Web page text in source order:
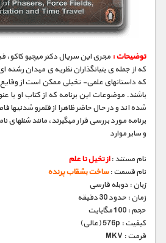
توضیحات : مجری­ این سریال دکتر میچیو کاکو،
که از جمله­ ی بنیانگذاران نظریه­ ی میدان رشته
که داستانهای علمی- تخیلی ممکن است از
باشند. موضوعات این برنامه که از کتاب او با
شده­ اند و در حال حاضر ظاهرا از قلمرو شدنی­ها
برنامه مورد بررسی قرار می­گیرند، مانند شنلهای
و سایر موارد
نام مستند :از تخیل تا علم
نام قسمت :ساخت بشقاب پرنده
زبان : دوبله فارسی
زمان : حدود 30 دقیقه
حجم : 100 مگابایت
کیفیت : 576p (عالی)
فرمت : MKV